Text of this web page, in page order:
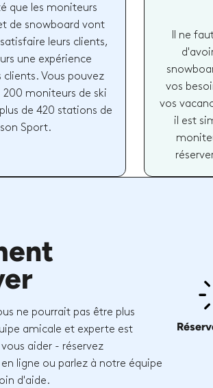
que les moniteurs
de snowboard vont
leurs clients,
une expérience
clients. Vous pouvez
200 moniteurs de ski
de 420 stations de
Sport.
Il ne
vos
vos
il est
ne pourrait pas être plus
amicale et experte est
aider - réservez
ligne ou parlez à notre équipe
d'aide.